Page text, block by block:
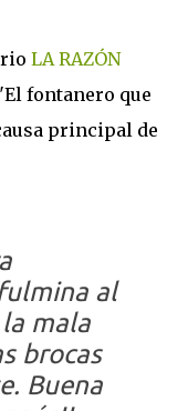
LA RAZÓN
fontanero que
principal de
al
mala
brocas
Buena